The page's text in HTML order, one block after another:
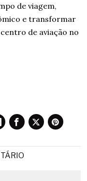
de viagem,
e transformar
de aviação no